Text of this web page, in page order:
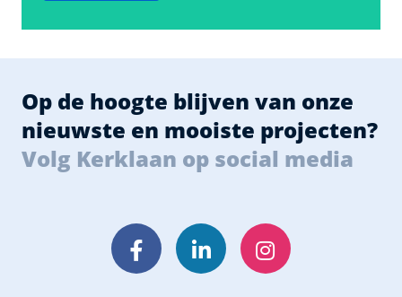
Op de hoogte blijven van onze
nieuwste en mooiste projecten?
Volg Kerklaan op social media
FacebookLinkedInInstagram